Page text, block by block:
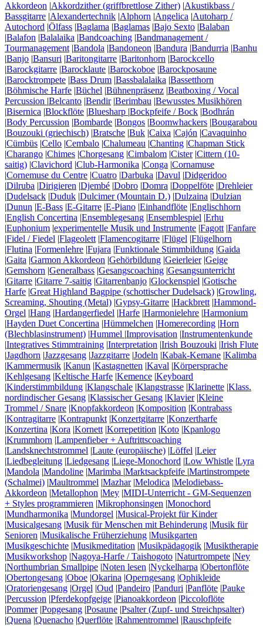
Akkordeon |Akkordzither (griffbrettlose Zither) |Akustikbass /
Bassgitarre |Alexandertechnik |Alphorn |Angelica |Autoharp /
Autochord |Ölfass |Baglama |Baglamas |Bajo Sexto |Balaban
|Balafon |Balalaika |Bandcoaching |Bandmanagement /
Tourmanagement|Bandola |Bandoneon |Bandura |Bandurria |Banhu
|Banjo |Bansuri |Baritongitarre |Baritonhorn |Barockcello
|Barockgitarre |Barocklaute |Barockoboe |Barockposaune
|Barocktrompete |Bass Drum |Bassbalalaika |Bassetthorn
|Böhmische Harfe |Büchel |Bühnenpräsenz |Beatboxing / Vocal
Percussion |Belcanto |Bendir|Berimbau |Bewusstes Musikhören
|Bisernica |Blockflöte |Bluesharp |Bockpfeife / Bock |Bodhrán
|Body Percussion |Bombarde |Bongos |Boomwhackers |Bougarabou
|Bouzouki (griechisch) |Bratsche |Buk |Caixa |Cajón |Cavaquinho
|Cümbüs |Cello |Cembalo |Chalumeau |Chanting |Chapman Stick
|Charango |Chimes |Chorgesang |Cimbalom |Cister|Cittern (10-
saitig) |Clavichord |Club-Harmonika |Conga |Cornamuse
|Cornemuse du Centre |Cuatro |Darbuka |Davul |Didgeridoo
|Dilruba |Dirigieren |Djembé |Dobro |Domra |Doppelföte |Drehleier
|Dudelsack |Duduk |Dulcimer (Mountain D.) |Dulzaina |Dulzian
|Dunun |E-Bass |E-Gitarre |E-Piano |Einhandflöte |Englischhorn
|English Concertina |Ensemblegesang |Ensemblespiel |Erhu
|Euphonium |experimentelle Musik und Instrumente |Fagott|Fanfare
|Fidel / Fiedel |Flageolett|Flamencogitarre |Flügel |Flügelhorn
|Flutina |Formenlehre |Fujara |Funktionale Stimmbildung |Gaida
|Gaita |Garmon Akkordeon |Gehörbildung |Geierleier|Geige
|Gemshorn |Generalbass |Gesangscoaching |Gesangsunterricht
|Gitarre |Gitarre 7-saitig |Gitarrenbanjo |Glockenspiel |Gotische
Harfe |Great Highland Bagpipe (schottischer Dudelsack) |Growling,
Screaming, Shouting (Metal) |Gypsy-Gitarre |Hackbrett|Hammond-
Orgel |Hang |Hardangerfiedel |Harfe |Harmonielehre |Harmonium
|Hayden Duet Concertina |Hümmelchen |Homerecording |Horn
(Blechblasinstrument) |Hummel |Improvisation |Instrumentenkunde
|Integratives Stimmtraining |Interpretation |Irish Bouzouki |Irish Flute
|Jagdhorn |Jazzgesang |Jazzgitarre |Jodeln |Kabak-Kemane |Kalimba
|Kammermusik |Kanun |Kastagnetten |Kaval |Körpersprache
|Kehlgesang |Keltische Harfe |Kemence |Keyboard
|Kinderstimmbildung |Klangschale |Klangstrasse |Klarinette |Klass.
nordindischer Gesang |Klassischer Gesang |Klavier|Kleine
Trommel / Snare |Knopfakkordeon |Komposition |Kontrabass
|Kontragitarre |Kontrapunkt|Konzertgitarre |Konzertharfe
|Konzertina |Kora |Kornett|Korrepetition |Koto |Kpanlogo
|Krummhorn |Lampenfieber + Auftrittscoaching
|Landsknechtstrommel |Laute (europäische) |Löffel |Leier
|Liedbegleitung |Liedgesang |Liege-Monochord |Low Whistle |Lyra
|Mandola |Mandoline |Marimba |Marktsackpfeife |Martinstrompete
(Schalmei) |Maultrommel |Mazhar|Melodica |Melodiebass-
Akkordeon |Metallophon |Mey |MIDI-Unterricht - GM-Sequenzen
+ Styles programmieren |Mikrophonsingen |Monochord
|Mundharmonika |Mundorgel |Musical-Projekt für Kinder
|Musicalgesang |Musik für Menschen mit Behinderung |Musik für
Senioren |Musikalische Früherziehung |Musikgarten
|Musikgeschichte |Musikmeditation |Musikpädagogik |Musiktherapie
|Musikworkshop |Nagoya-Harfe / Taishogoto |Naturtrompete |Ney
|Northumbrian Smallpipe |Noten lesen |Nyckelharpa |Obertonflöte
|Obertongesang |Oboe |Okarina |Operngesang |Ophikleide
|Oratoriengesang |Orgel |Oud |Pandeiro |Panduri |Panflöte |Pauke
|Percussion |Pferdekopfgeige |Pianoakkordeon |Piccoloflöte
|Pommer|Popgesang |Posaune |Psalter (Zupf- und Streichpsalter)
|Quena |Quenacho |Querflöte |Rahmentrommel |Rauschpfeife